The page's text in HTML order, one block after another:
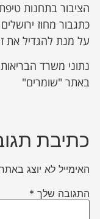
על מנת להגדיל את
נתוני משרד
באתר "שומרים"
כתיבת
האימייל לא יוצג
התגובה שלך *